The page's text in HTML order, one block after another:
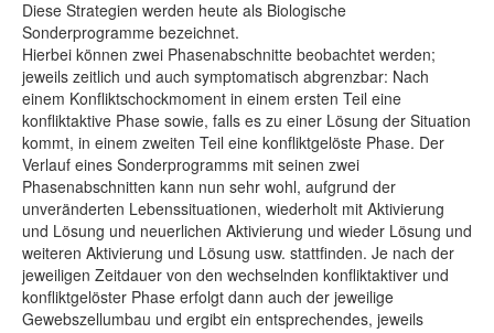
Diese Strategien werden heute als Biologische
Sonderprogramme bezeichnet.
Hierbei können zwei Phasenabschnitte beobachtet werden;
jeweils zeitlich und auch symptomatisch abgrenzbar: Nach
einem Konfliktschockmoment in einem ersten Teil eine
konfliktaktive Phase sowie, falls es zu einer Lösung der Situation
kommt, in einem zweiten Teil eine konfliktgelöste Phase. Der
Verlauf eines Sonderprogramms mit seinen zwei
Phasenabschnitten kann nun sehr wohl, aufgrund der
unveränderten Lebenssituationen, wiederholt mit Aktivierung
und Lösung und neuerlichen Aktivierung und wieder Lösung und
weiteren Aktivierung und Lösung usw. stattfinden. Je nach der
jeweiligen Zeitdauer von den wechselnden konfliktaktiver und
konfliktgelöster Phase erfolgt dann auch der jeweilige
Gewebszellumbau und ergibt ein entsprechendes, jeweils